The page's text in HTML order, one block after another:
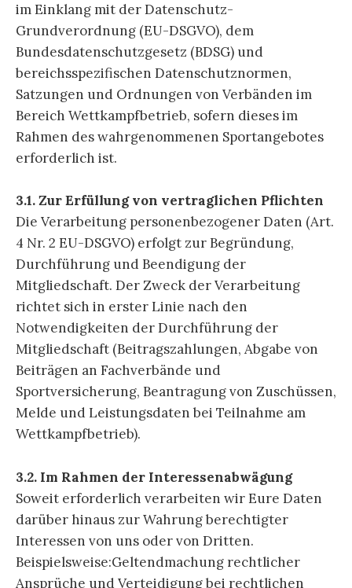
im Einklang mit der Datenschutz-
Grundverordnung (EU-DSGVO), dem
Bundesdatenschutzgesetz (BDSG) und
bereichsspezifischen Datenschutznormen,
Satzungen und Ordnungen von Verbänden im
Bereich Wettkampfbetrieb, sofern dieses im
Rahmen des wahrgenommenen Sportangebotes
erforderlich ist.
3.1. Zur Erfüllung von vertraglichen Pflichten
Die Verarbeitung personenbezogener Daten (Art.
4 Nr. 2 EU-DSGVO) erfolgt zur Begründung,
Durchführung und Beendigung der
Mitgliedschaft. Der Zweck der Verarbeitung
richtet sich in erster Linie nach den
Notwendigkeiten der Durchführung der
Mitgliedschaft (Beitragszahlungen, Abgabe von
Beiträgen an Fachverbände und
Sportversicherung, Beantragung von Zuschüssen,
Melde und Leistungsdaten bei Teilnahme am
Wettkampfbetrieb).
3.2. Im Rahmen der Interessenabwägung
Soweit erforderlich verarbeiten wir Eure Daten
darüber hinaus zur Wahrung berechtigter
Interessen von uns oder von Dritten.
Beispielsweise:Geltendmachung rechtlicher
Ansprüche und Verteidigung bei rechtlichen